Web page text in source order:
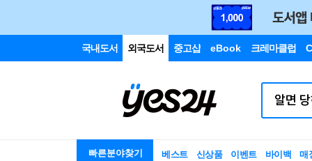
국내도서 외국도서 중고샵 eBook 크레마클럽
빠른분야찾기 베스트 신상품 이벤트 바이백 매